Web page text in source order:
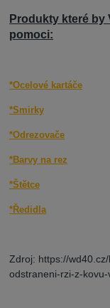
Produkty které by
pomoci:
*Ocelové kartáče
*Smirky
*Odrezovače
*Barvy na rez
*Štětce
*Ředidla
Zdroj: https://
odstraneni-rzi-z-